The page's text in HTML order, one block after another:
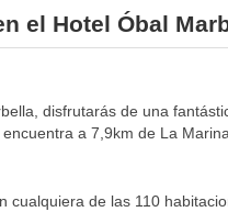
el Hotel Óbal
disfrutarás de una
a 7,9km de La
cualquiera de las 110